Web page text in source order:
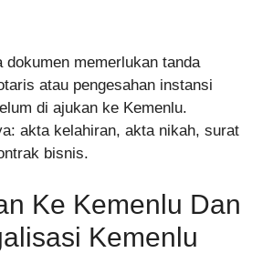
dokumen memerlukan tanda
atau pengesahan instansi
di ajukan ke Kemenlu.
akta kelahiran, akta nikah, surat
bisnis.
Ke Kemenlu Dan
Kemenlu